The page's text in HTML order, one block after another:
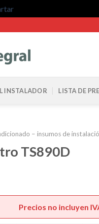
INSTALADOR LISTA DE
– insumos de
TS890D
Precios no incluyen